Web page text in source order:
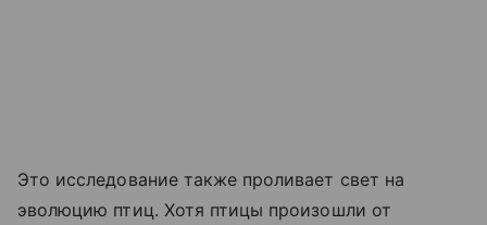
Это исследование также проливает свет на
эволюцию птиц. Хотя птицы произошли от